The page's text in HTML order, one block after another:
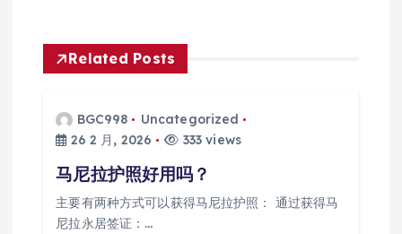
Related Posts
BGC998
Uncategorized
26 2 月, 2026
333 views
马尼拉护照好用吗？
主要有两种方式可以获得马尼拉护照： 通过获得马
尼拉永居签证：…